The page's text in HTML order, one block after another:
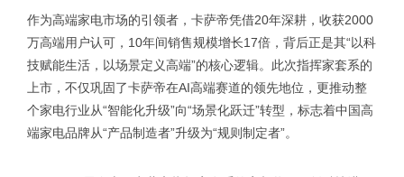
作为高端家电市场的引领者，卡萨帝凭借20年深耕，收获2000
万高端用户认可，10年间销售规模增长17倍，背后正是其“以科
技赋能生活，以场景定义高端”的核心逻辑。此次指挥家套系的
上市，不仅巩固了卡萨帝在AI高端赛道的领先地位，更推动整
个家电行业从“智能化升级”向“场景化跃迁”转型，标志着中国高
端家电品牌从“产品制造者”升级为“规则制定者”。